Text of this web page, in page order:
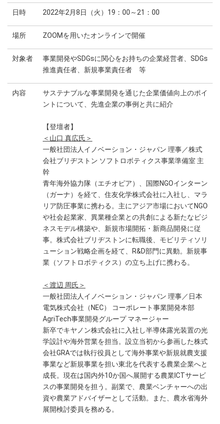
日時 2022年2月8日（火）19：00～21：00
場所 ZOOMを用いたオンラインで開催
対象者
事業開発やSDGsに関心をお持ちの企業経営者、SDGs
推進責任者、新規事業責任者 等
内容
サステナブルな事業開発を通じた企業価値向上のポイ
ントについて、先進企業の事例と共に紹介
【登壇者】
＜山口 真広氏＞
一般社団法人イノベーション・ジャパン 理事／株式
会社ブリヂストン ソフトロボティクス事業準備室 主
幹
青年海外協力隊（エチオピア）、国際NGOインターン
（ガーナ）を経て、住友化学株式会社に入社し、マラ
リア防圧事業に携わる。主にアジア市場においてNGO
や社会起業家、異業種企業との共創による新たなビジ
ネスモデル構築や、新規市場開拓・新商品開発に従
事。株式会社ブリヂストンに転職後、モビリティソリ
ューション戦略企画を経て、R&D部門に異動。新規事
業（ソフトロボティクス）の立ち上げに携わる。
＜渡辺 周氏＞
一般社団法人イノベーション・ジャパン 理事／日本
電気株式会社（NEC） コーポレート事業開発本部
AgriTech事業開発グループ マネージャー
新卒でキヤノン株式会社に入社し半導体露光装置の光
学設計や海外営業を担当。設立当初から参画した株式
会社GRAでは執行役員として海外事業や新規就農支援
事業など新規事業を担い東北を代表する農業企業へと
成長。現在は国内外10か国へ展開する農業ICTサービ
スの事業開発を担う。副業で、農業ベンチャーへの出
資や農業アドバイザーとして活動。また、農水省海外
展開検討委員を務める。